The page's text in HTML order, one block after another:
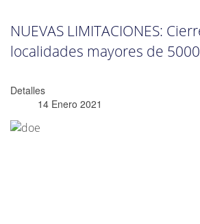
NUEVAS LIMITACIONES:
localidades mayores de
Detalles
14 Enero 2021